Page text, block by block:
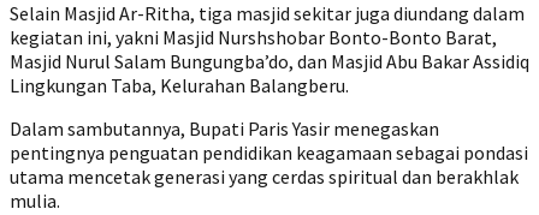
Selain Masjid Ar-Ritha, tiga masjid sekitar juga diundang dalam
kegiatan ini, yakni Masjid Nurshshobar Bonto-Bonto Barat,
Masjid Nurul Salam Bungungba’do, dan Masjid Abu Bakar Assidiq
Lingkungan Taba, Kelurahan Balangberu.
Dalam sambutannya, Bupati Paris Yasir menegaskan
pentingnya penguatan pendidikan keagamaan sebagai pondasi
utama mencetak generasi yang cerdas spiritual dan berakhlak
mulia.